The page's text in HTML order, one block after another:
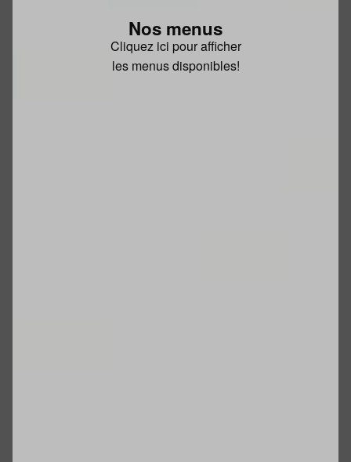
Nos menus
Cliquez ici pour afficher
les menus disponibles!